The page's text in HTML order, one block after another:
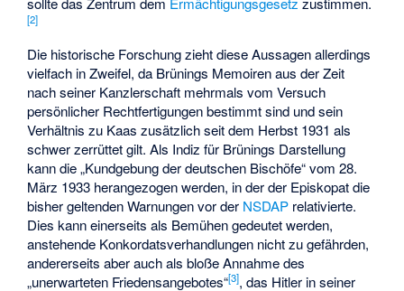
[2]
Die historische Forschung zieht diese Aussagen allerdings
vielfach in Zweifel, da Brünings Memoiren aus der Zeit
nach seiner Kanzlerschaft mehrmals vom Versuch
persönlicher Rechtfertigungen bestimmt sind und sein
Verhältnis zu Kaas zusätzlich seit dem Herbst 1931 als
schwer zerrüttet gilt. Als Indiz für Brünings Darstellung
kann die „Kundgebung der deutschen Bischöfe“ vom 28.
März 1933 herangezogen werden, in der der Episkopat die
bisher geltenden Warnungen vor der NSDAP relativierte.
Dies kann einerseits als Bemühen gedeutet werden,
anstehende Konkordatsverhandlungen nicht zu gefährden,
andererseits aber auch als bloße Annahme des
„unerwarteten Friedensangebotes“[3], das Hitler in seiner